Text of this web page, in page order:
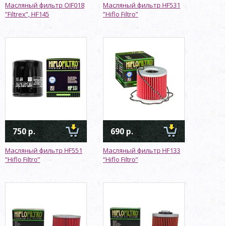
Масляный фильтр OIF018
”Filtrex”, HF145
Масляный фильтр HF531
”Hiflo Filtro”
750 р.
Масляный фильтр HF551
”Hiflo Filtro”
690 р.
Масляный фильтр HF133
”Hiflo Filtro”